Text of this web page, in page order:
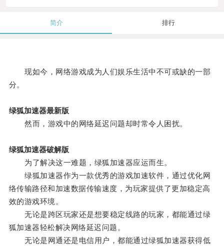
简介 排行
现如今，网络游戏成为人们娱乐生活中不可或缺的一部
分。
绿狐加速器最新版
然而，游戏中的网络延迟问题却时常令人困扰。
绿狐加速器破解版
为了解决这一难题，绿狐加速器应运而生。
绿狐加速器作为一款优秀的游戏加速软件，通过优化网
络传输路径和加速数据传输速度，为玩家提供了更加稳定高
效的游戏环境。
无论是跨区玩家还是想要稳定线路的玩家，都能通过绿
狐加速器轻松解决网络延迟问题。
无论是网通还是电信用户，都能通过绿狐加速器获得低